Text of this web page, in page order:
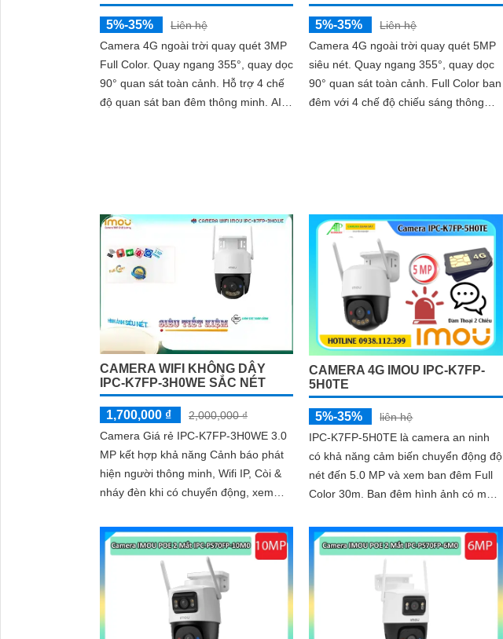
5%-35%
Liên hệ
Camera 4G ngoài trời quay quét 3MP
Full Color. Quay ngang 355°, quay dọc
90° quan sát toàn cảnh. Hỗ trợ 4 chế
độ quan sát ban đêm thông minh. AI
5%-35%
Liên hệ
Camera 4G ngoài trời quay quét 5MP
siêu nét. Quay ngang 355°, quay dọc
90° quan sát toàn cảnh. Full Color ban
đêm với 4 chế độ chiếu sáng thông
CAMERA WIFI KHÔNG DÂY
IPC-K7FP-3H0WE SẮC NÉT
1,700,000 ₫
2,000,000 ₫
Camera Giá rẻ IPC-K7FP-3H0WE 3.0
MP kết hợp khả năng Cảnh báo phát
hiện người thông minh, Wifi IP, Còi &
nháy đèn khi có chuyển động, xem
trang bị đèn trợ sáng kép, loa đàm
thoại tích hợp, Chống Ngược Sáng
CAMERA 4G IMOU IPC-K7FP-
5H0TE
5%-35%
liên hệ
IPC-K7FP-5H0TE là camera an ninh
có khả năng cảm biến chuyển động độ
nét đến 5.0 MP và xem ban đêm Full
Color 30m. Ban đêm hình ảnh có màu
micro...